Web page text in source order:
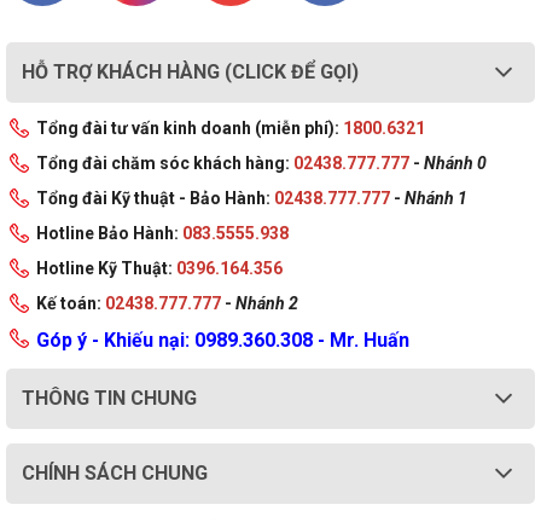
HỖ TRỢ KHÁCH HÀNG (CLICK ĐỂ GỌI)
Tổng đài tư vấn kinh doanh (miễn phí): 1800.6321
Tổng đài chăm sóc khách hàng: 02438.777.777 - Nhánh 0
Tổng đài Kỹ thuật - Bảo Hành: 02438.777.777 - Nhánh 1
Hotline Bảo Hành: 083.5555.938
Hotline Kỹ Thuật: 0396.164.356
Kế toán: 02438.777.777 - Nhánh 2
Góp ý - Khiếu nại: 0989.360.308 - Mr. Huấn
THÔNG TIN CHUNG
CHÍNH SÁCH CHUNG